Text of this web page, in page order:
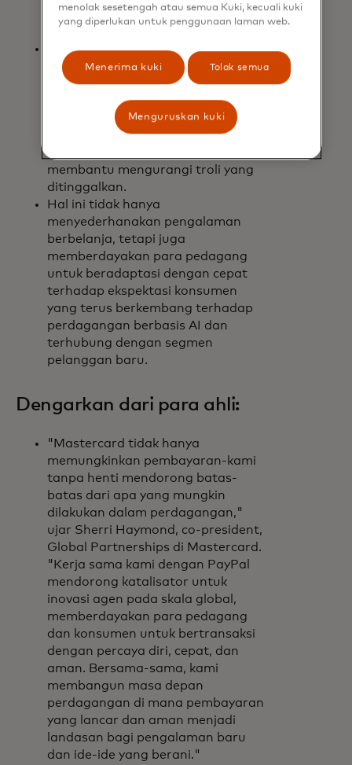
memahami, mempercayai, dan
mendukung pembayaran ini.
Pedagang yang menawarkan
pembayaran PayPal dapat dengan
mudah berpartisipasi dalam
perdagangan yang digerakkan oleh
AI tanpa persyaratan teknis yang
rumit-mengurangi gesekan,
membantu mengurangi troli yang
ditinggalkan.
Hal ini tidak hanya
menyederhanakan pengalaman
berbelanja, tetapi juga
memberdayakan para pedagang
untuk beradaptasi dengan cepat
terhadap ekspektasi konsumen
yang terus berkembang terhadap
perdagangan berbasis AI dan
terhubung dengan segmen
pelanggan baru.
Dengarkan dari para ahli:
"Mastercard tidak hanya
memungkinkan pembayaran-kami
tanpa henti mendorong batas-
batas dari apa yang mungkin
dilakukan dalam perdagangan,"
ujar Sherri Haymond, co-president,
Global Partnerships di Mastercard.
"Kerja sama kami dengan PayPal
mendorong katalisator untuk
inovasi agen pada skala global,
memberdayakan para pedagang
dan konsumen untuk bertransaksi
dengan percaya diri, cepat, dan
aman. Bersama-sama, kami
membangun masa depan
perdagangan di mana pembayaran
yang lancar dan aman menjadi
landasan bagi pengalaman baru
dan ide-ide yang berani."
menolak sesetengah atau semua Kuki, kecuali kuki
yang diperlukan untuk penggunaan laman web.
Menerima kuki Tolak semua
Menguruskan kuki